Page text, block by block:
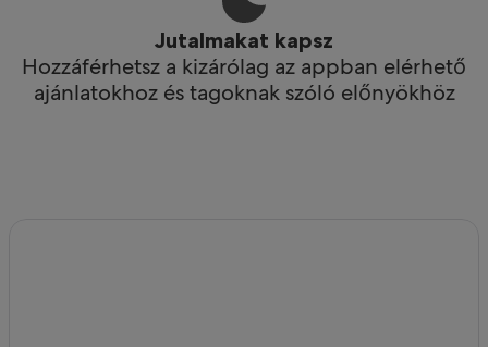
Jutalmakat kapsz
Hozzáférhetsz a kizárólag az appban elérhető
ajánlatokhoz és tagoknak szóló előnyökhöz